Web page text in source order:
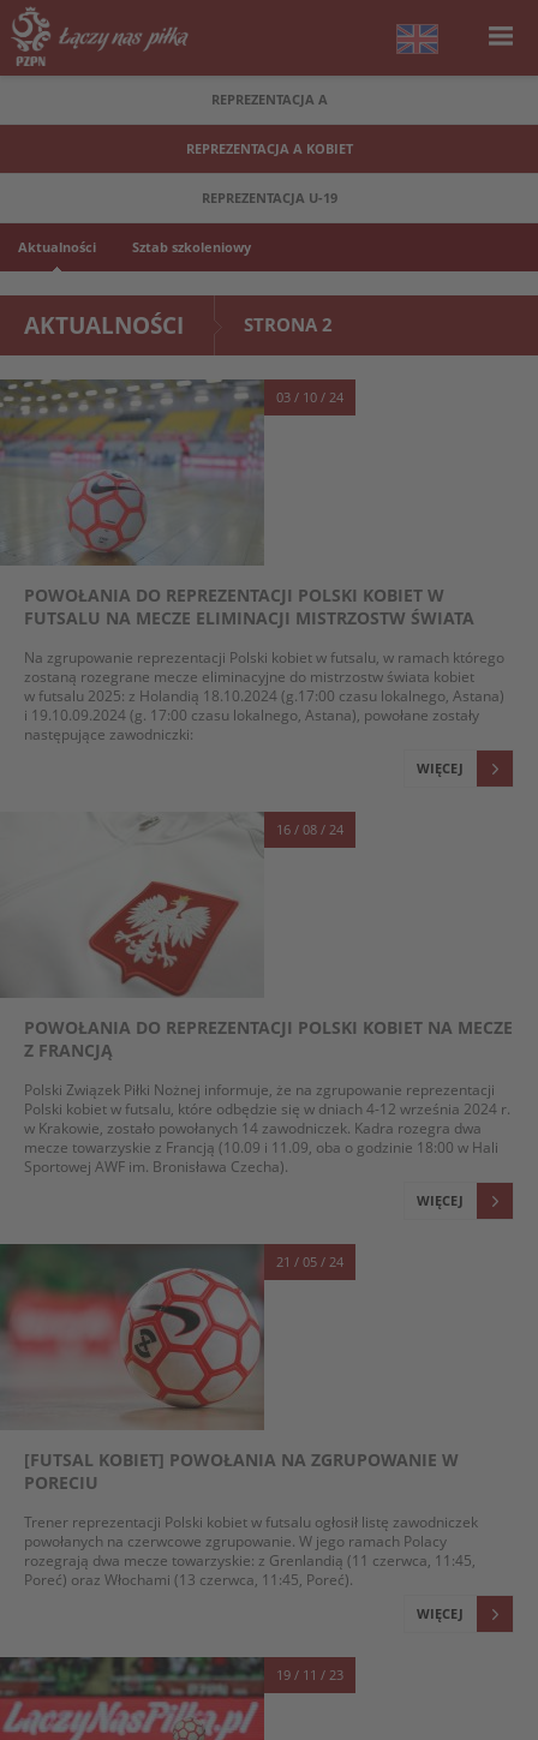
REPREZENTACJA A
REPREZENTACJA A KOBIET
REPREZENTACJA U-19
Aktualności Sztab szkoleniowy
AKTUALNOŚCI STRONA 2
03 / 10 / 24
POWOŁANIA DO REPREZENTACJI POLSKI KOBIET W
FUTSALU NA MECZE ELIMINACJI MISTRZOSTW ŚWIATA
Na zgrupowanie reprezentacji Polski kobiet w futsalu, w ramach którego
zostaną rozegrane mecze eliminacyjne do mistrzostw świata kobiet
w futsalu 2025: z Holandią 18.10.2024 (g.17:00 czasu lokalnego, Astana)
i 19.10.09.2024 (g. 17:00 czasu lokalnego, Astana), powołane zostały
następujące zawodniczki:
WIĘCEJ
16 / 08 / 24
POWOŁANIA DO REPREZENTACJI POLSKI KOBIET NA MECZE
Z FRANCJĄ
Polski Związek Piłki Nożnej informuje, że na zgrupowanie reprezentacji
Polski kobiet w futsalu, które odbędzie się w dniach 4-12 września 2024 r.
w Krakowie, zostało powołanych 14 zawodniczek. Kadra rozegra dwa
mecze towarzyskie z Francją (10.09 i 11.09, oba o godzinie 18:00 w Hali
Sportowej AWF im. Bronisława Czecha).
WIĘCEJ
21 / 05 / 24
[FUTSAL KOBIET] POWOŁANIA NA ZGRUPOWANIE W
PORECIU
Trener reprezentacji Polski kobiet w futsalu ogłosił listę zawodniczek
powołanych na czerwcowe zgrupowanie. W jego ramach Polacy
rozegrają dwa mecze towarzyskie: z Grenlandią (11 czerwca, 11:45,
Poreć) oraz Włochami (13 czerwca, 11:45, Poreć).
WIĘCEJ
19 / 11 / 23